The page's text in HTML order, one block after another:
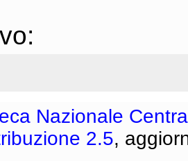
Nazionale
2.5,